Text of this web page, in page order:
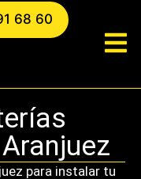
68 60
para instalar tu